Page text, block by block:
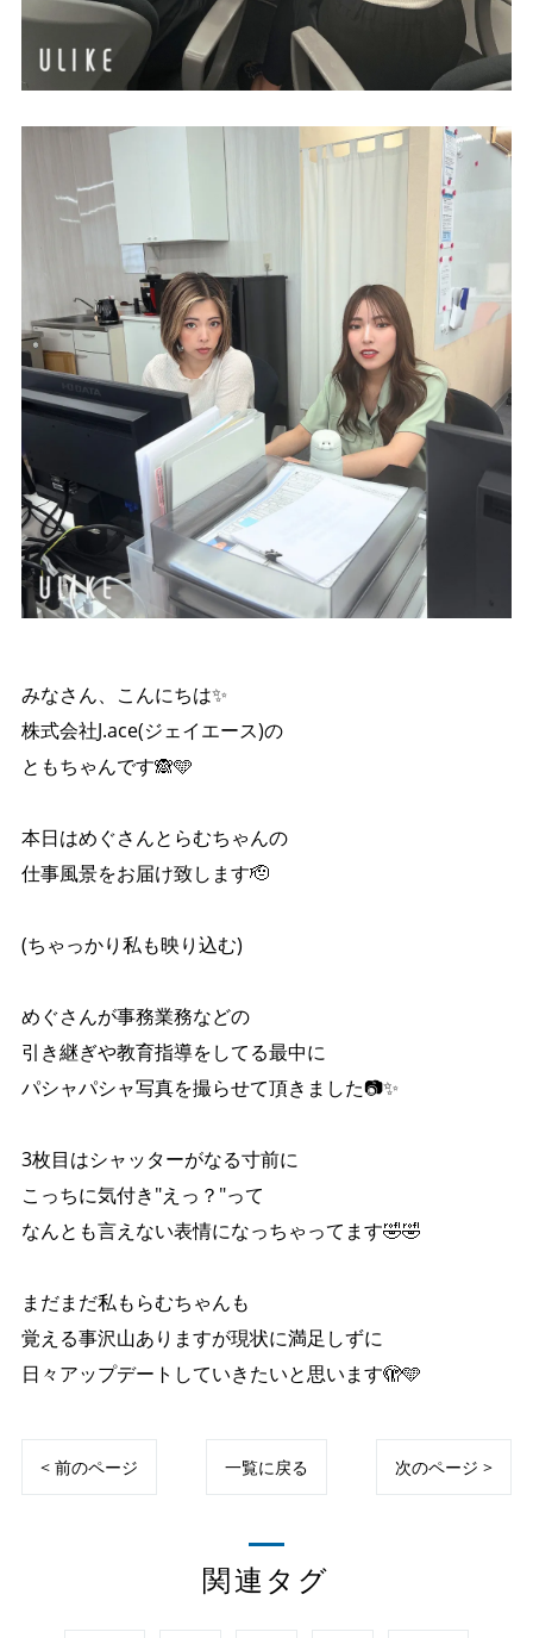
みなさん、こんにちは✨
株式会社J.ace(ジェイエース)の
ともちゃんです🙈🩵
本日はめぐさんとらむちゃんの
仕事風景をお届け致します🫡
(ちゃっかり私も映り込む)
めぐさんが事務業務などの
引き継ぎや教育指導をしてる最中に
パシャパシャ写真を撮らせて頂きました📷✨
3枚目はシャッターがなる寸前に
こっちに気付き″えっ？″って
なんとも言えない表情になっちゃってます🤣🤣
まだまだ私もらむちゃんも
覚える事沢山ありますが現状に満足しずに
日々アップデートしていきたいと思います🫣🩵
< 前のページ 一覧に戻る 次のページ >
関連タグ